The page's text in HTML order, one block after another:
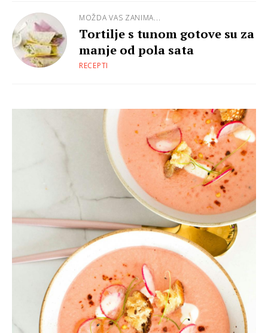
MOŽDA VAS ZANIMA...
Tortilje s tunom gotove su za
manje od pola sata
RECEPTI